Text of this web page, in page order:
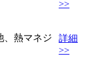
>>
、熱マネジ
詳細
>>